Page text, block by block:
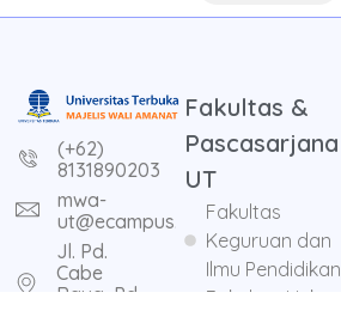
(+62)
8131890203
mwa-
ut@ecampus.ut.ac.id
Jl. Pd.
Cabe
Raya, Pd.
Fakultas &
Pascasarjana
UT
Fakultas
Keguruan dan
Ilmu Pendidikan
Fakultas Hukum,